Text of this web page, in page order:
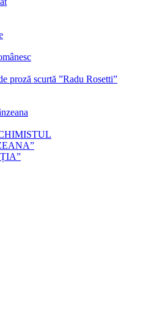
proză scurtă ”Radu Rosetti”